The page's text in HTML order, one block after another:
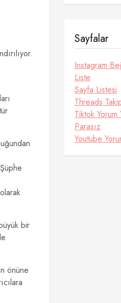
bir
önüne
Sayfalar
Instagram
Liste
Sayfa Listesi
Threads
Tiktok
Parasız
Youtube